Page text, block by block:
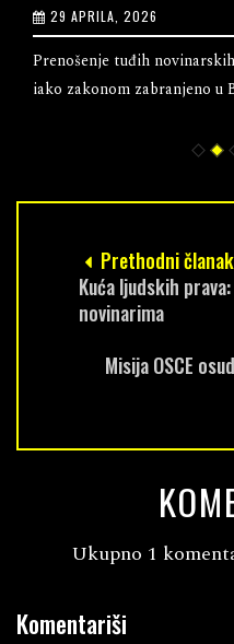
29 APRILA, 2026
Prenošenje tuđih
iako zakonom zabranjeno u
Prethodni članak
Kuća ljudskih
novinarima
Misija OSCE
Ukupno 1
Komentariši